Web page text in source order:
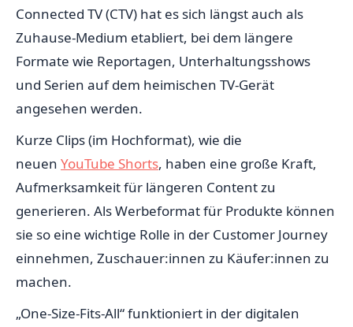
Connected TV (CTV) hat es sich längst auch als
Zuhause-Medium etabliert, bei dem längere
Formate wie Reportagen, Unterhaltungsshows
und Serien auf dem heimischen TV-Gerät
angesehen werden.
Kurze Clips (im Hochformat), wie die
neuen YouTube Shorts, haben eine große Kraft,
Aufmerksamkeit für längeren Content zu
generieren. Als Werbeformat für Produkte können
sie so eine wichtige Rolle in der Customer Journey
einnehmen, Zuschauer:innen zu Käufer:innen zu
machen.
„One-Size-Fits-All“ funktioniert in der digitalen